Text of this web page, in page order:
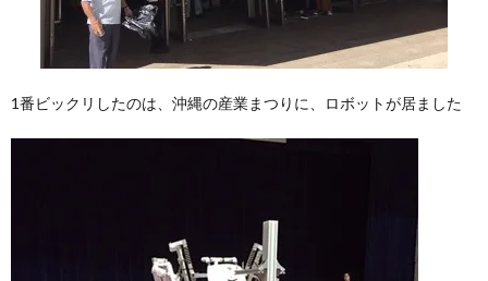
1番ビックリしたのは、沖縄の産業まつりに、ロボットが居ました